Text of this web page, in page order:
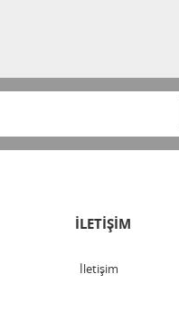
İLETİŞİM
İletişim